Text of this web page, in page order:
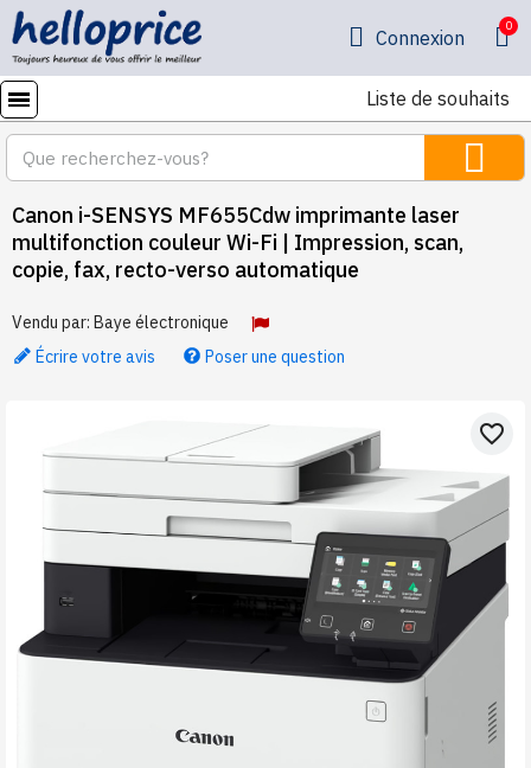
Connexion
Liste de souhaits
Canon i-SENSYS MF655Cdw imprimante laser
multifonction couleur Wi-Fi | Impression, scan,
copie, fax, recto-verso automatique
Vendu par: Baye électronique
Écrire votre avis
Poser une question
favorite_border